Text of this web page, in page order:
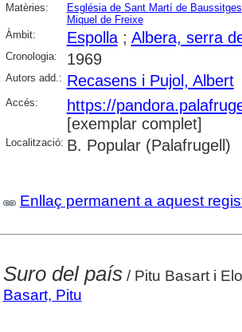
Matèries:
Església de Sant Martí de Baussitges
Miquel de Freixe
Àmbit:
Espolla; Albera, serra
Cronologia: 1969
Autors add.: Recasens i Pujol, Albert
Accés:
https://
[exemplar complet]
Localització: B. Popular (Palafrugell)
Enllaç permanent a aquest
Suro del país/ Pitu Basart i
Basart, Pitu